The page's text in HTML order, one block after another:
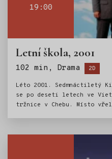
19:00
Letní škola, 2001
102 min, Drama Štítky:
2D
Léto 2001. Sedmnáctiletý
se po deseti letech ve
tržnice v Chebu. Místo
drilováním češtiny a
povrch tajemství, jehož
vzhůru nohama... S